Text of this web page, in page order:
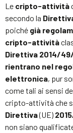
Le cripto-attività
secondo la
poiché già
cripto-attività
Direttiva 2014/
rientrano nel
elettronica, pur
come tali ai sensi
cripto-attività che
Direttiva(UE)
non siano